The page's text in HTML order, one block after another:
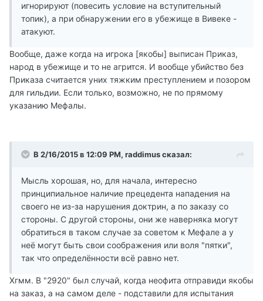
игнорируют (повесить условие на вступительный
топик), а при обнаружении его в убежище в Вивеке -
атакуют.
Вообще, даже когда на игрока [якобы] выписан Приказ,
народ в убежище и то не агрится. И вообще убийство без
Приказа считается уних тяжким преступлением и позором
для гильдии. Если только, возможно, не по прямому
указанию Мефалы.
В 2/16/2015 в 12:09 PM, raddimus сказал:
Мысль хорошая, но, для начала, интересно
принципиальное наличие прецедента нападения на
своего не из-за нарушения доктрин, а по заказу со
стороны. С другой стороны, они же наверняка могут
обратиться в таком случае за советом к Мефале а у
неё могут быть свои соображения или воля "пятки",
так что определённости всё равно нет.
Хгмм. В "2920" был случай, когда неофита отправиди якобы
на заказ, а на самом деле - подставили для испытания